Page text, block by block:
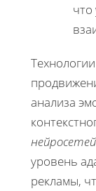
что
анализа
нейросетей
уровень
рекламы,